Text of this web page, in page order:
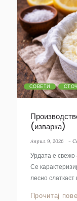
СОВЕТИ
(изварка)
Април 9, 2026 -
Урдата е свежо
Се
лесно слаткаст
Прочитај